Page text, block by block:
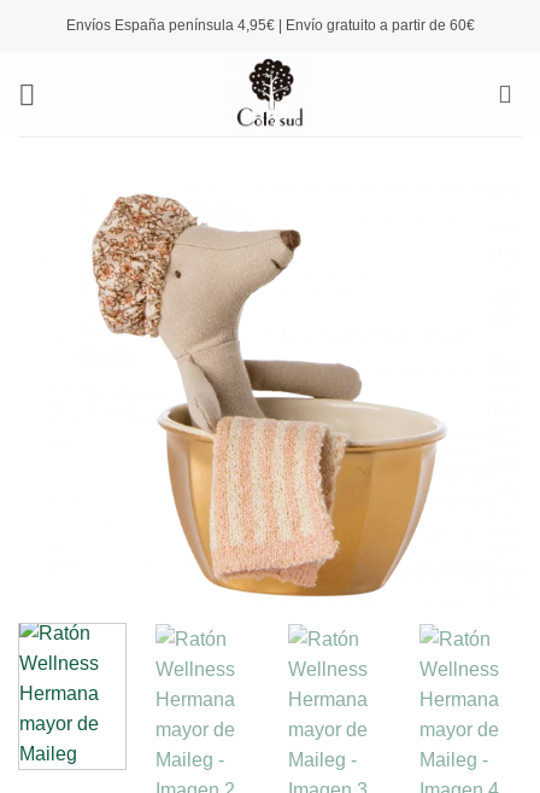
Envíos España península 4,95€ | Envío gratuito a partir de 60€